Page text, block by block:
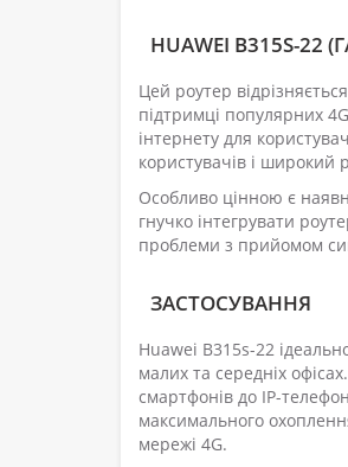
HUAWEI B315S-22
Цей роутер
підтримці популярних
інтернету для
користувачів і широкий
Особливо цінною є
гнучко інтегрувати
проблеми з прийомом
ЗАСТОСУВАННЯ
Huawei B315s-22
малих та середніх
смартфонів до IP-
максимального
мережі 4G.